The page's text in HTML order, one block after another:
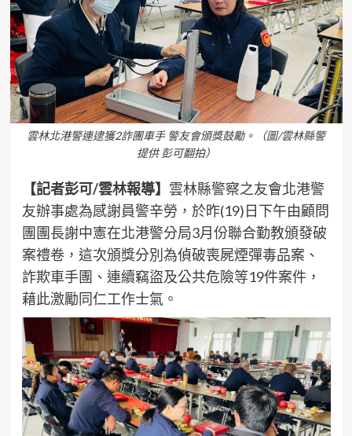
雲林北港警連逮獲2詐團車手 警友會頒獎鼓勵。（圖/雲林縣警
提供 彭可翻拍）
【記者彭可/雲林報導】 雲林縣警察之友會北港警
友辦事處為感謝員警辛勞，於昨(19)日下午由顧問
團團長謝中憲在北港警分局3月份聯合勤教頒發破
案禮卷，這次頒獎分別為偵破喪屍煙彈毒品案、
詐欺車手團、連續竊盜及公共危險等19件案件，
藉此激勵同仁工作士氣。